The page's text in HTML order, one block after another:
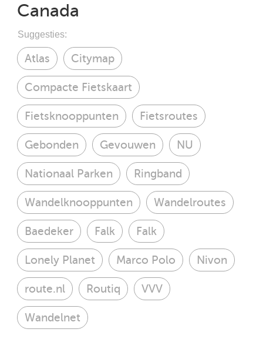
Canada
Suggesties:
Atlas Citymap
Compacte Fietskaart
Fietsknooppunten Fietsroutes
Gebonden Gevouwen NU
Nationaal Parken Ringband
Wandelknooppunten Wandelroutes
Baedeker Falk Falk
Lonely Planet Marco Polo Nivon
route.nl Routiq VVV
Wandelnet